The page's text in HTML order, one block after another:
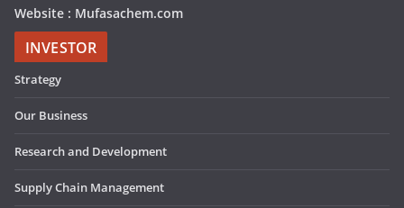
Website : Mufasachem.com
INVESTOR
Strategy
Our Business
Research and Development
Supply Chain Management